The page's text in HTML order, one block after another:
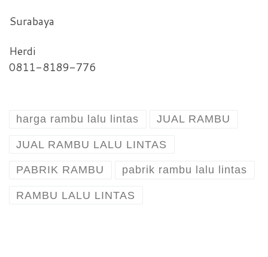
Surabaya
Herdi
0811-8189-776
harga rambu lalu lintas JUAL RAMBU
JUAL RAMBU LALU LINTAS
PABRIK RAMBU pabrik rambu lalu lintas
RAMBU LALU LINTAS